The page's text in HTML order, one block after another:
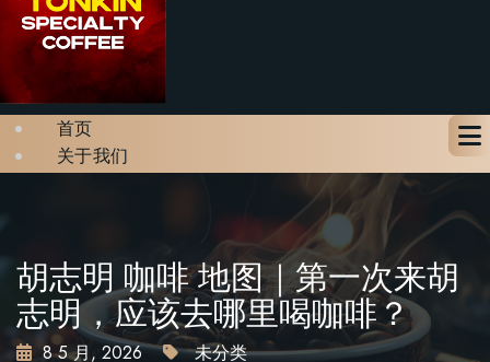
X
首页
关于我们
联系我们
预订座位
胡志明 咖啡 地图｜第一次来胡
志明，应该去哪里喝咖啡？
8 5 月, 2026 未分类